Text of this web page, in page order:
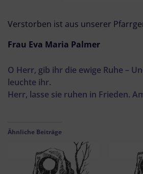
Verstorben ist aus unserer
Frau Eva Maria Palmer
O Herr, gib ihr die ewige Ruhe –
leuchte ihr.
Herr, lasse sie ruhen in Frieden.
Ähnliche Beiträge